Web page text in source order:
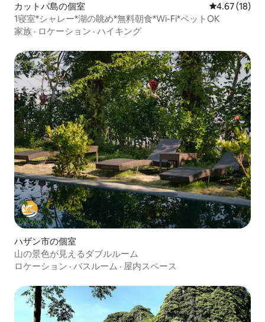
カットバ島の個室 レビュー18
4.67 (18)
1寝室*シャレー*湖の眺め*無料朝食*Wi-Fi*ペットOK
家族 · ロケーション · ハイキング
ハザン市の個室
山の景色が見えるダブルルーム
ロケーション · バスルーム · 屋内スペース